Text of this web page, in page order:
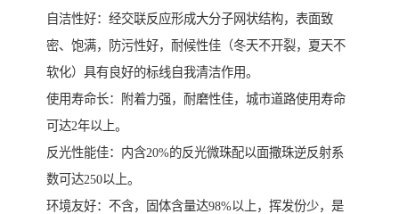
自洁性好：经交联反应形成大分子网状结构，表面致
密、饱满，防污性好，耐候性佳（冬天不开裂，夏天不
软化）具有良好的标线自我清洁作用。
使用寿命长：附着力强，耐磨性佳，城市道路使用寿命
可达2年以上。
反光性能佳：内含20%的反光微珠配以面撒珠逆反射系
数可达250以上。
环境友好：不含，固体含量达98%以上，挥发份少，是